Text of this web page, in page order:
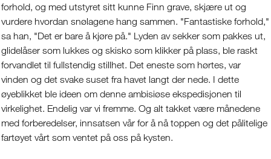
forhold, og med utstyret sitt kunne Finn grave, skjære ut og
vurdere hvordan snølagene hang sammen. "Fantastiske forhold,"
sa han, "Det er bare å kjøre på." Lyden av sekker som pakkes ut,
glidelåser som lukkes og skisko som klikker på plass, ble raskt
forvandlet til fullstendig stillhet. Det eneste som hørtes, var
vinden og det svake suset fra havet langt der nede. I dette
øyeblikket ble ideen om denne ambisiøse ekspedisjonen til
virkelighet. Endelig var vi fremme. Og alt takket være månedene
med forberedelser, innsatsen vår for å nå toppen og det pålitelige
fartøyet vårt som ventet på oss på kysten.